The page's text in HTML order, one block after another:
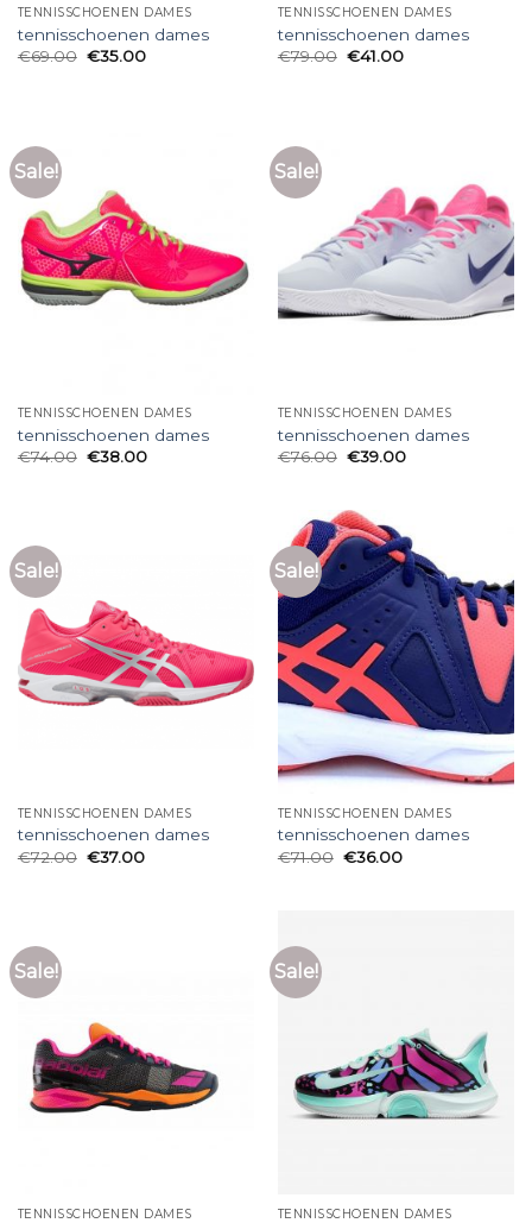
TENNISSCHOENEN DAMES
tennisschoenen dames
€69.00 €35.00
TENNISSCHOENEN DAMES
tennisschoenen dames
€79.00 €41.00
Sale!
TENNISSCHOENEN DAMES
tennisschoenen dames
€74.00 €38.00
Sale!
TENNISSCHOENEN DAMES
tennisschoenen dames
€76.00 €39.00
Sale!
TENNISSCHOENEN DAMES
tennisschoenen dames
€72.00 €37.00
Sale!
TENNISSCHOENEN DAMES
tennisschoenen dames
€71.00 €36.00
Sale!
TENNISSCHOENEN DAMES
Sale!
TENNISSCHOENEN DAMES